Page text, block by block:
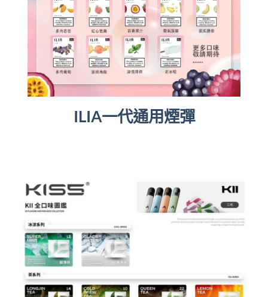
ILIA一代通用煙彈